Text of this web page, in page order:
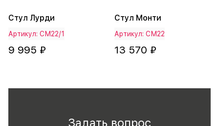
Стул Лурди
Артикул: СМ22/1
9 995 ₽
Стул Монти
Артикул: СМ22
13 570 ₽
Задать вопрос